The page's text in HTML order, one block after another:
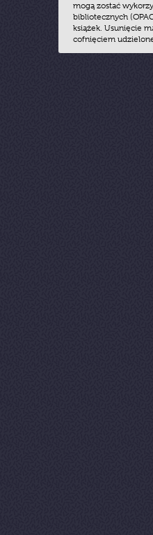
mogą zostać
bibliotecznych
książek. Usunięcie
cofnięciem